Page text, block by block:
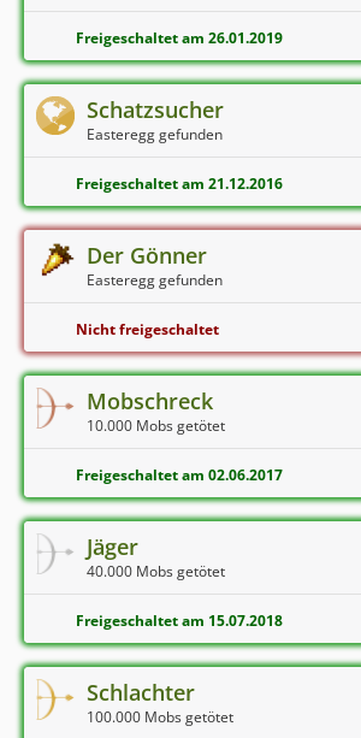
Freigeschaltet am 26.01.2019
Schatzsucher
Easteregg gefunden
Freigeschaltet am 21.12.2016
Der Gönner
Easteregg gefunden
Nicht freigeschaltet
Mobschreck
10.000 Mobs getötet
Freigeschaltet am 02.06.2017
Jäger
40.000 Mobs getötet
Freigeschaltet am 15.07.2018
Schlachter
100.000 Mobs getötet